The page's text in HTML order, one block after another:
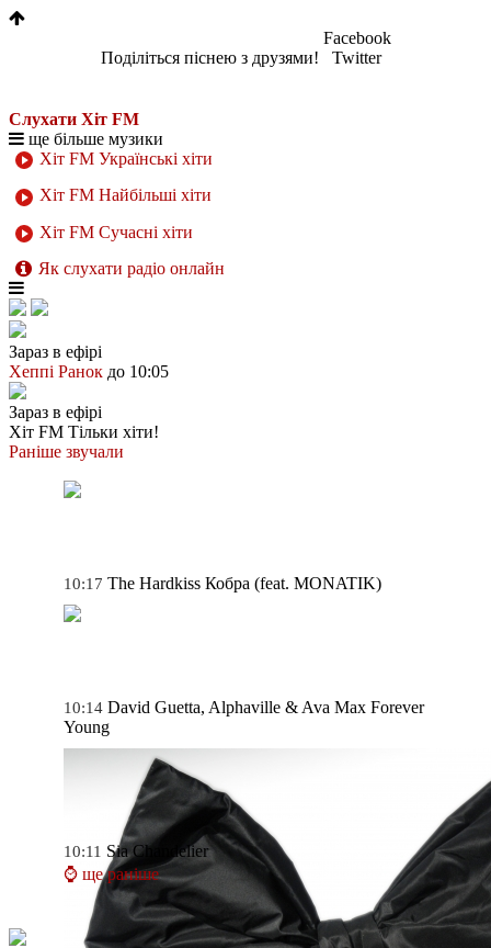
Поділіться піснею з друзями!
Facebook
Twitter
Слухати Хіт FM
ще більше музики
Хіт FM Українські хіти
Хіт FM Найбільші хіти
Хіт FM Сучасні хіти
Як слухати радіо онлайн
Зараз в ефірі
Хеппі Ранок до 10:05
Зараз в ефірі
Хіт FM Тільки хіти!
Раніше звучали
10:17 The Hardkiss Кобра (feat. MONATIK)
10:14 David Guetta, Alphaville & Ava Max Forever
Young
10:11 Sia Chandelier
⌚ ще раніше